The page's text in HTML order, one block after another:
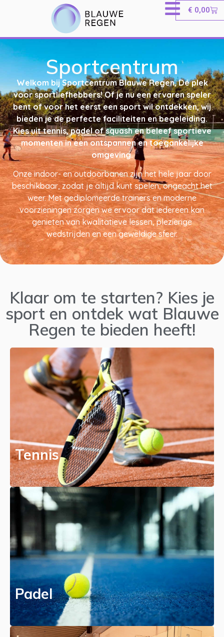
€ 0,00
Sportcentrum
Welkom bij Sportcentrum Blauwe Regen, Dé plek
voor sportliefhebbers! Of je nu een ervaren speler
bent of voor het eerst een sport wil ontdekken, wij
bieden je de perfecte faciliteiten en begeleiding.
Kies uit tennis, padel of squash en beleef sportieve
momenten in een ontspannen en toegankelijke
omgeving.
Onze indoor- en outdoorbanen zijn het hele jaar door
beschikbaar, zodat je altijd kunt spelen, ongeacht het
weer. Met gediplomeerde trainers en moderne
voorzieningen zorgen we ervoor dat iedereen kan
genieten van kwalitatieve lessen, plezierige
wedstrijden en een geweldige sfeer.
Klaar om te starten? Kies je
sport en ontdek wat Blauwe
Regen te bieden heeft!
Tennis
Padel